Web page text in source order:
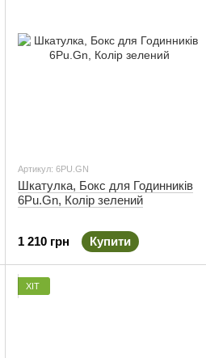
Артикул: 6PU.GN
Шкатулка, Бокс для Годинників
6Pu.Gn, Колір зелений
1 210 грн Купити
ХІТ